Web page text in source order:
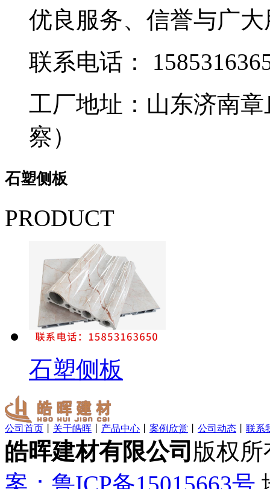
优良服务、信誉与广
联系电话：
工厂地址：山东济南
察）
石塑侧板
PRODUCT
石塑侧板
公司首页 关于皓晖 产品中心 案例欣赏 公司动态 联系
皓晖建材有限公司 版权